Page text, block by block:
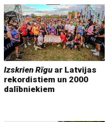
Izskrien Rīguar Latvijas
rekordistiem un 2000
dalībniekiem